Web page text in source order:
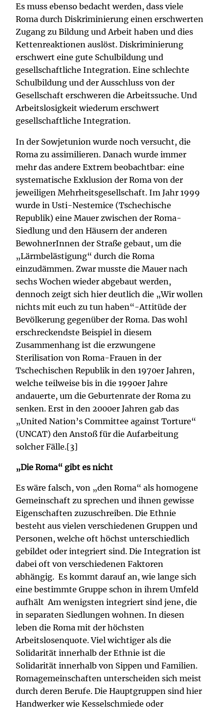
Es muss ebenso bedacht werden, dass viele
Roma durch Diskriminierung einen erschwerten
Zugang zu Bildung und Arbeit haben und dies
Kettenreaktionen auslöst. Diskriminierung
erschwert eine gute Schulbildung und
gesellschaftliche Integration. Eine schlechte
Schulbildung und der Ausschluss von der
Gesellschaft erschweren die Arbeitssuche. Und
Arbeitslosigkeit wiederum erschwert
gesellschaftliche Integration.
In der Sowjetunion wurde noch versucht, die
Roma zu assimilieren. Danach wurde immer
mehr das andere Extrem beobachtbar: eine
systematische Exklusion der Roma von der
jeweiligen Mehrheitsgesellschaft. Im Jahr 1999
wurde in Usti-Nestemice (Tschechische
Republik) eine Mauer zwischen der Roma-
Siedlung und den Häusern der anderen
BewohnerInnen der Straße gebaut, um die
„Lärmbelästigung“ durch die Roma
einzudämmen. Zwar musste die Mauer nach
sechs Wochen wieder abgebaut werden,
dennoch zeigt sich hier deutlich die „Wir wollen
nichts mit euch zu tun haben“-Attitüde der
Bevölkerung gegenüber der Roma. Das wohl
erschreckendste Beispiel in diesem
Zusammenhang ist die erzwungene
Sterilisation von Roma-Frauen in der
Tschechischen Republik in den 1970er Jahren,
welche teilweise bis in die 1990er Jahre
andauerte, um die Geburtenrate der Roma zu
senken. Erst in den 2000er Jahren gab das
„United Nation’s Committee against Torture“
(UNCAT) den Anstoß für die Aufarbeitung
solcher Fälle.[3]
„Die Roma“ gibt es nicht
Es wäre falsch, von „den Roma“ als homogene
Gemeinschaft zu sprechen und ihnen gewisse
Eigenschaften zuzuschreiben. Die Ethnie
besteht aus vielen verschiedenen Gruppen und
Personen, welche oft höchst unterschiedlich
gebildet oder integriert sind. Die Integration ist
dabei oft von verschiedenen Faktoren
abhängig. Es kommt darauf an, wie lange sich
eine bestimmte Gruppe schon in ihrem Umfeld
aufhält Am wenigsten integriert sind jene, die
in separaten Siedlungen wohnen. In diesen
leben die Roma mit der höchsten
Arbeitslosenquote. Viel wichtiger als die
Solidarität innerhalb der Ethnie ist die
Solidarität innerhalb von Sippen und Familien.
Romagemeinschaften unterscheiden sich meist
durch deren Berufe. Die Hauptgruppen sind hier
Handwerker wie Kesselschmiede oder